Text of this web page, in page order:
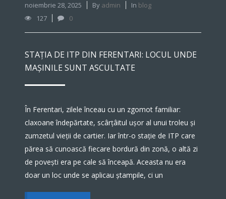
noiembrie 28, 2025 By admin In blog
127
0
STAȚIA DE ITP DIN FERENTARI: LOCUL UNDE
MAȘINILE SUNT ASCULTATE
În Ferentari, zilele înceau cu un zgomot familiar:
claxoane îndepărtate, scârțâitul ușor al unui troleu și
zumzetul vieții de cartier. Iar într-o stație de ITP care
părea să cunoască fiecare bordură din zonă, o altă zi
de povești era pe cale să înceapă. Aceasta nu era
doar un loc unde se aplicau ștampile, ci un